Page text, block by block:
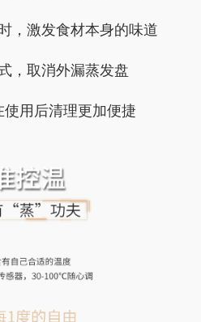
，激发食材本身的味道
，取消外漏蒸发盘
使用后清理更加便捷